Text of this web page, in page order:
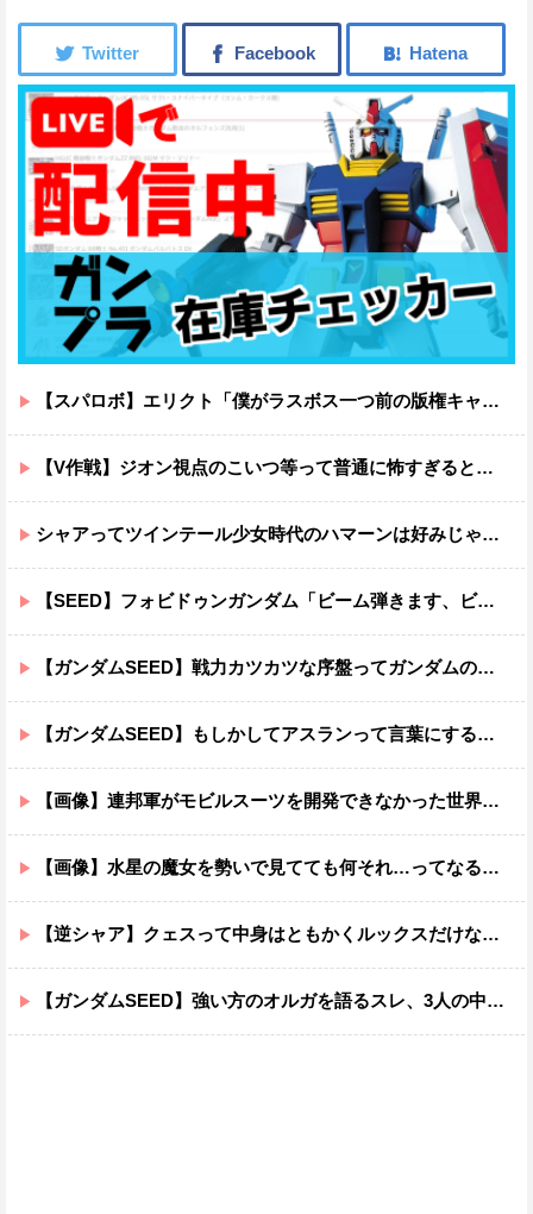
【スパロボ】エリクト「僕がラスボス一つ前の版権キャラ最後の敵ってちょっと荷が重すぎない？」
【V作戦】ジオン視点のこいつ等って普通に怖すぎると思う…
シャアってツインテール少女時代のハマーンは好みじゃなかったの？
【SEED】フォビドゥンガンダム「ビーム弾きます、ビーム曲げられます、空飛びます」←二世代目でこれ出来るのおかしいだろ
【ガンダムSEED】戦力カツカツな序盤ってガンダムの中だと割と珍しい気がする
【ガンダムSEED】もしかしてアスランって言葉にするのが下手なだけでめっちゃいい人なのでは？
【画像】連邦軍がモビルスーツを開発できなかった世界線のガンダムｗｗｗｗｗｗｗ
【画像】水星の魔女を勢いで見てても何それ…ってなる部分ｗｗｗｗｗｗｗｗ
【逆シャア】クェスって中身はともかくルックスだけなら最高だな
【ガンダムSEED】強い方のオルガを語るスレ、3人の中でも強化は一番されてない方